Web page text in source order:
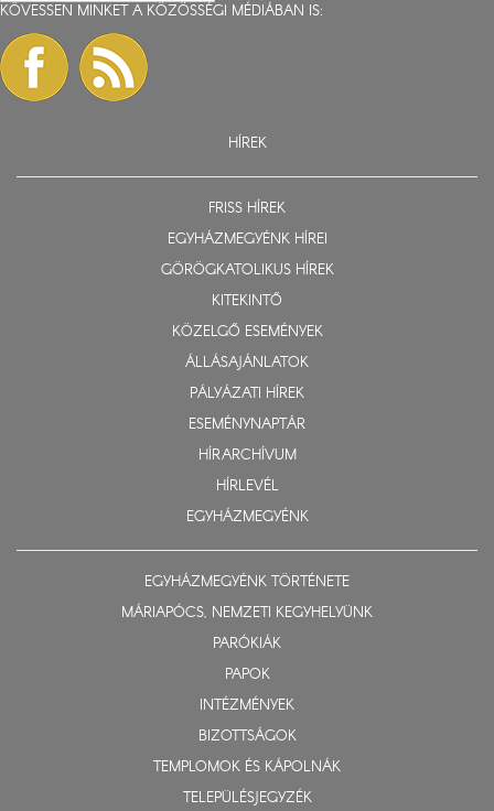
KÖVESSEN MINKET A KÖZÖSSÉGI MÉDIÁBAN IS:
HÍREK
FRISS HÍREK
EGYHÁZMEGYÉNK HÍREI
GÖRÖGKATOLIKUS HÍREK
KITEKINTŐ
KÖZELGŐ ESEMÉNYEK
ÁLLÁSAJÁNLATOK
PÁLYÁZATI HÍREK
ESEMÉNYNAPTÁR
HÍRARCHÍVUM
HÍRLEVÉL
EGYHÁZMEGYÉNK
EGYHÁZMEGYÉNK TÖRTÉNETE
MÁRIAPÓCS, NEMZETI KEGYHELYÜNK
PARÓKIÁK
PAPOK
INTÉZMÉNYEK
BIZOTTSÁGOK
TEMPLOMOK ÉS KÁPOLNÁK
TELEPÜLÉSJEGYZÉK